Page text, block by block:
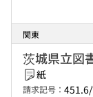
関東
茨城県立図
紙
請求記号：